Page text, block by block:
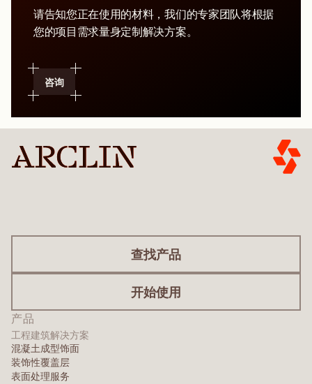
请告知您正在使用的材料，我们的专家团队将根据
您的项目需求量身定制解决方案。
咨询
产品
工程建筑解决方案
混凝土成型饰面
装饰性覆盖层
表面处理服务
查找产品
开始使用